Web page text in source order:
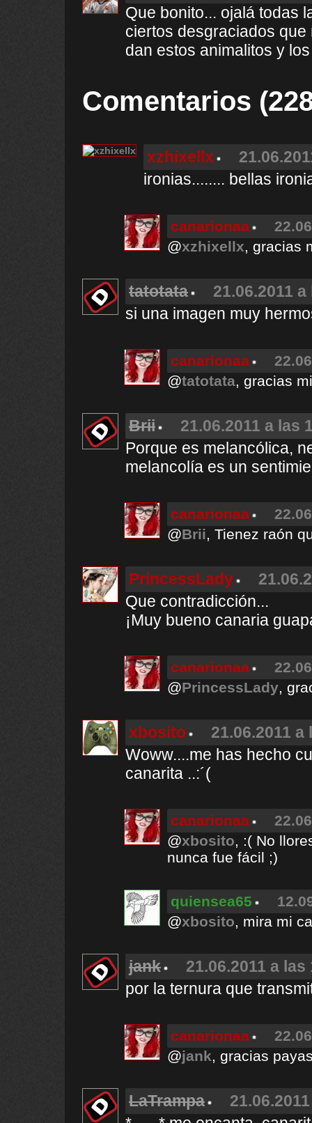
Que bonito... ojalá todas
ciertos desgraciados
dan estos animalitos y
Comentarios
xzhixellx
ironias........ bellas
canarionaa
@xzhixellx, gracias
tatotata
21.06.2011
si una imagen muy
canarionaa
@tatotata, gracias
Brii
21.06.2011 a las
Porque es melancólica,
melancolía es un
canarionaa
@Brii, Tienez raón
PrincessLady
Que contradicción...
¡Muy bueno canaria
canarionaa
@PrincessLady,
xbosito
21.06.2011 a
Woww....me has hecho
canarita ..:´(
canarionaa
@xbosito, :( No
nunca fue fácil ;)
quiensea65
@xbosito, mira mi
jank
21.06.2011 a las
por la ternura que
canarionaa
@jank, gracias
LaTrampa